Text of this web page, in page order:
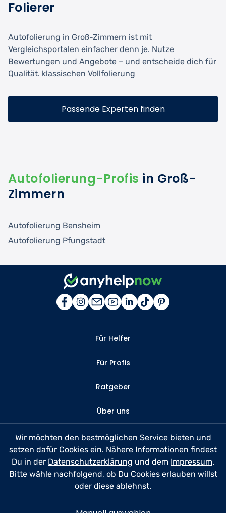
Folierer
Autofolierung in Groß-Zimmern ist mit
Vergleichsportalen einfacher denn je. Nutze
Bewertungen und Angebote – und entscheide dich für
Qualität. klassischen Vollfolierung
Passende Experten finden
Autofolierung-Profis in Groß-
Zimmern
Autofolierung Bensheim
Autofolierung Pfungstadt
Für Helfer
Für Profis
Ratgeber
Über uns
Kontakt
FAQ
Datenschutz
Nutzungsbedingungen
Wir möchten den bestmöglichen Service bieten und
setzen dafür Cookies ein. Nähere Informationen findest
Du in der Datenschutzerklärung und dem Impressum.
Bitte wähle nachfolgend, ob Du Cookies erlauben willst
oder diese ablehnst.